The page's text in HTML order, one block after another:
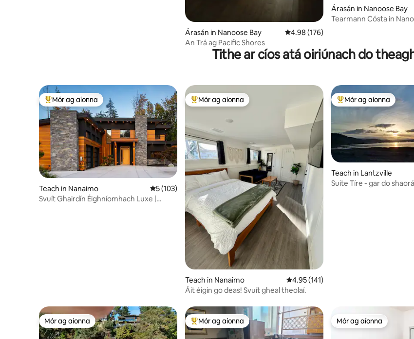
Árasán in Nanoose Bay Meánrátáil 4.98 as 5, 176 léirmheas
4.98 (176)
An Trá ag Pacific Shores
Árasán in Nanoose Bay
Tearmann Cósta in
Tithe ar cíos atá oiriúnach do
An-mhór ag aíonna
Mór ag aíonna
Teach in Nanaimo Meánrátáil 5 as 5, 103 léirmheas
5 (103)
Svuít Ghairdín Éighníomhach Luxe |
An-mhór ag aíonna
Mór ag aíonna
Teach in Nanaimo Meánrátáil 4.95 as 5, 141 léirmheas
4.95 (141)
Áit éigin go deas! Svuít gheal theolaí.
An-mhór ag aíonna
Mór ag aíonna
Teach in Lantzville
Suite Tíre - gar do
Mór ag aíonna
Mór ag aíonna An-mhór ag aíonna
Mór ag aíonna Mór ag aíonna
Mór ag aíonna